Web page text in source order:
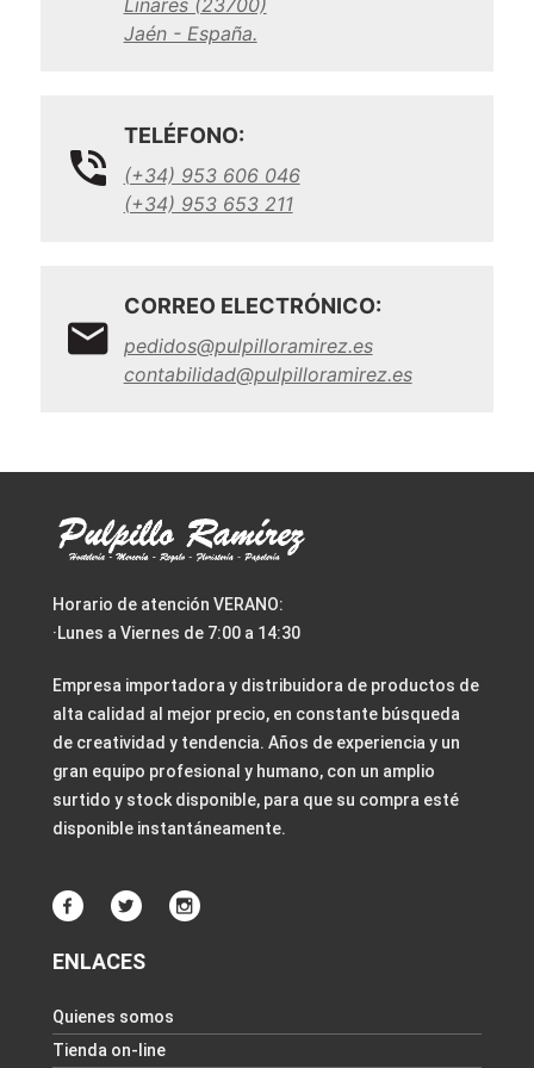
Jaén - España.
TELÉFONO:
(+34) 953 606 046
(+34) 953 653 211
CORREO ELECTRÓNICO:
pedidos@pulpilloramirez.es
contabilidad@pulpilloramirez.es
Horario de atención VERANO:
·Lunes a Viernes de 7:00 a 14:30
Empresa importadora y distribuidora de productos de
alta calidad al mejor precio, en constante búsqueda
de creatividad y tendencia. Años de experiencia y un
gran equipo profesional y humano, con un amplio
surtido y stock disponible, para que su compra esté
disponible instantáneamente.
ENLACES
Quienes somos
Tienda on-line